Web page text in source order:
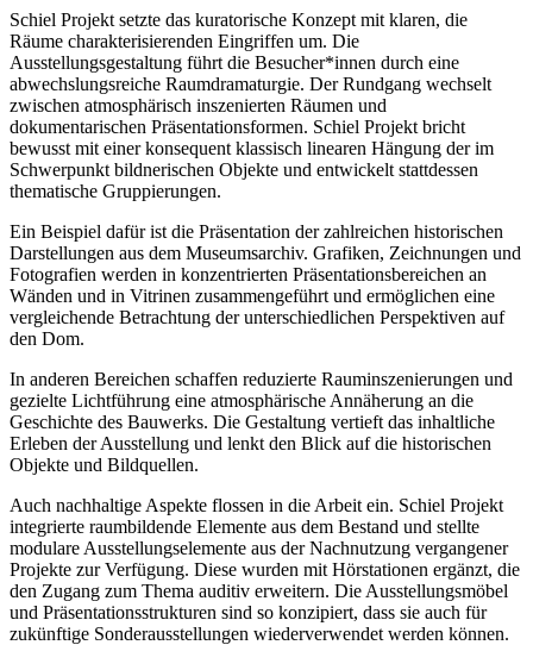
Schiel Projekt setzte das kuratorische Konzept mit klaren, die
Räume charakterisierenden Eingriffen um. Die
Ausstellungsgestaltung führt die Besucher*innen durch eine
abwechslungsreiche Raumdramaturgie. Der Rundgang wechselt
zwischen atmosphärisch inszenierten Räumen und
dokumentarischen Präsentationsformen. Schiel Projekt bricht
bewusst mit einer konsequent klassisch linearen Hängung der im
Schwerpunkt bildnerischen Objekte und entwickelt stattdessen
thematische Gruppierungen.
Ein Beispiel dafür ist die Präsentation der zahlreichen historischen
Darstellungen aus dem Museumsarchiv. Grafiken, Zeichnungen und
Fotografien werden in konzentrierten Präsentationsbereichen an
Wänden und in Vitrinen zusammengeführt und ermöglichen eine
vergleichende Betrachtung der unterschiedlichen Perspektiven auf
den Dom.
In anderen Bereichen schaffen reduzierte Rauminszenierungen und
gezielte Lichtführung eine atmosphärische Annäherung an die
Geschichte des Bauwerks. Die Gestaltung vertieft das inhaltliche
Erleben der Ausstellung und lenkt den Blick auf die historischen
Objekte und Bildquellen.
Auch nachhaltige Aspekte flossen in die Arbeit ein. Schiel Projekt
integrierte raumbildende Elemente aus dem Bestand und stellte
modulare Ausstellungselemente aus der Nachnutzung vergangener
Projekte zur Verfügung. Diese wurden mit Hörstationen ergänzt, die
den Zugang zum Thema auditiv erweitern. Die Ausstellungsmöbel
und Präsentationsstrukturen sind so konzipiert, dass sie auch für
zukünftige Sonderausstellungen wiederverwendet werden können.